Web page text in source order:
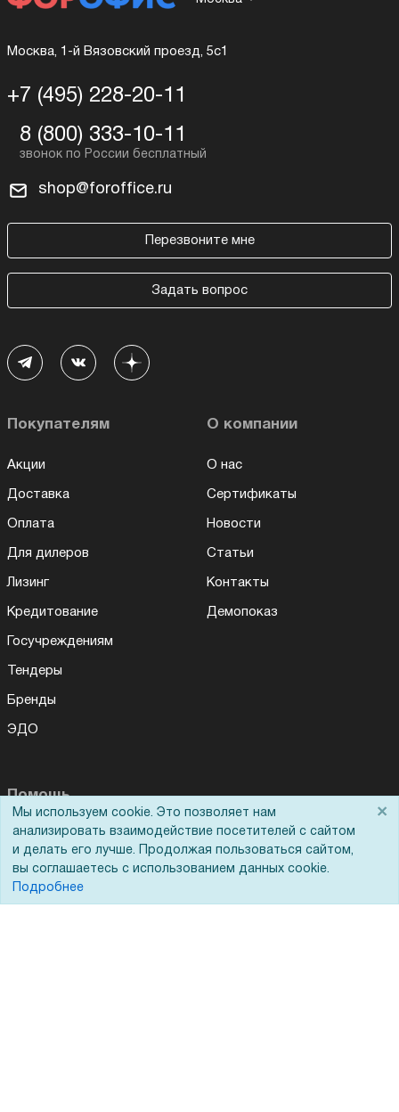
Москва, 1-й Вязовский проезд, 5с1
+7 (495) 228-20-11
8 (800) 333-10-11
shop@foroffice.ru
Перезвоните мне
Задать вопрос
Покупателям
Акции
Доставка
Оплата
Для дилеров
Лизинг
Кредитование
Госучреждениям
Тендеры
Бренды
ЭДО
О компании
О нас
Сертификаты
Новости
Статьи
Контакты
Демопоказ
Помощь
Вопрос-ответ
Реквизиты
Гарантии и возврат
Мы используем cookie. Это позволяет нам
анализировать взаимодействие посетителей с сайтом
и делать его лучше. Продолжая пользоваться сайтом,
вы соглашаетесь с использованием данных cookie.
Подробнее
×